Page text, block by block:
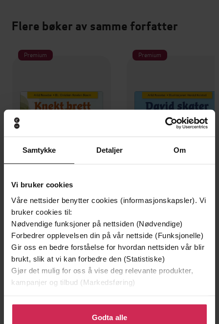
Samtykke Detaljer Om
Vi bruker cookies
Våre nettsider benytter cookies (informasjonskapsler). Vi
bruker cookies til:
Nødvendige funksjoner på nettsiden (Nødvendige)
Forbedrer opplevelsen din på vår nettside (Funksjonelle)
Gir oss en bedre forståelse for hvordan nettsiden vår blir
brukt, slik at vi kan forbedre den (Statistiske)
Gjør det mulig for oss å vise deg relevante produkter,
kampanjer og tilbud (Markedsføring)
Klikk på «Godta alle» for å gi oss ditt samtykke til å
bruke cookies for alle disse formålene. Du kan også
Godta alle
Flere bøker av samme forfatter
Premium
149,-
Knekt brett
Arild Rossebø
LYDBOK
Premium
149,-
Arild Rossebø
LYDBOK
(innleser)